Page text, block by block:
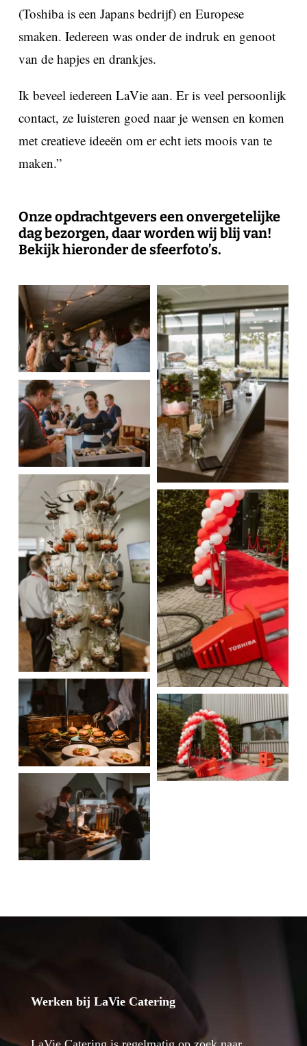
(Toshiba is een Japans bedrijf) en Europese
smaken. Iedereen was onder de indruk en genoot
van de hapjes en drankjes.
Ik beveel iedereen LaVie aan. Er is veel persoonlijk
contact, ze luisteren goed naar je wensen en komen
met creatieve ideeën om er echt iets moois van te
maken.”
Onze opdrachtgevers een onvergetelijke
dag bezorgen, daar worden wij blij van!
Bekijk hieronder de sfeerfoto’s.
Werken bij LaVie Catering